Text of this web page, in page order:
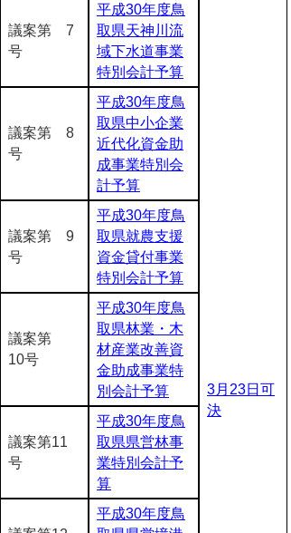
3月23日可
決
議案第 7
号
平成30年度鳥
取県天神川流
域下水道事業
特別会計予算
議案第 8
号
平成30年度鳥
取県中小企業
近代化資金助
成事業特別会
計予算
議案第 9
号
平成30年度鳥
取県就農支援
資金貸付事業
特別会計予算
議案第
10号
平成30年度鳥
取県林業・木
材産業改善資
金助成事業特
別会計予算
議案第11
号
平成30年度鳥
取県県営林事
業特別会計予
算
平成30年度鳥